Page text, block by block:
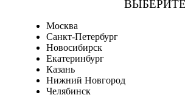
Москва
Санкт-Петербург
Новосибирск
Екатеринбург
Казань
Нижний Новгород
Челябинск